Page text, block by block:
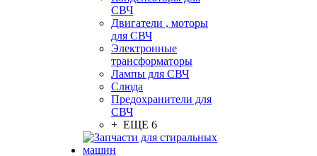
СВЧ
Двигатели , моторы
для СВЧ
Электронные
трансформаторы
Лампы для СВЧ
Слюда
Предохранители для
СВЧ
+ ЕЩЕ 6